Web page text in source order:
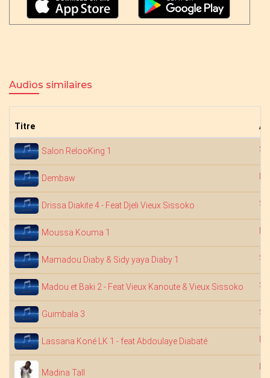
Audios similaires
Titre
Salon RelooKing 1
Dembaw
Drissa Diakite 4 - Feat Djeli Vieux Sissoko
Moussa Kouma 1
Mamadou Diaby & Sidy yaya Diaby 1
Madou et Baki 2 - Feat Vieux Kanoute & Vieux Sissoko
Guimbala 3
Lassana Koné LK 1 - feat Abdoulaye Diabaté
Madina Tall